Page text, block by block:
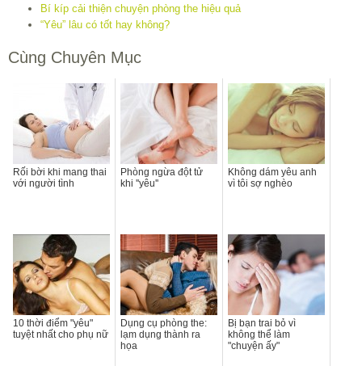
Bí kíp cải thiện chuyện phòng the hiệu quả
“Yêu” lâu có tốt hay không?
Cùng Chuyên Mục
Rối bời khi mang thai
với người tình
Phòng ngừa đột tử
khi ''yêu''
Không dám yêu anh
vì tôi sợ nghèo
10 thời điểm "yêu"
tuyệt nhất cho phụ nữ
Dụng cụ phòng the:
lạm dụng thành ra
họa
Bị bạn trai bỏ vì
không thể làm
"chuyện ấy"